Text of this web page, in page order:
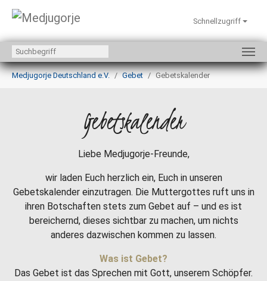
Zum Hauptinhalt springen
Schnellzugriff
Sie sind hier:
Medjugorje Deutschland e.V.
Gebet Gebetskalender
Gebetskalender
Liebe Medjugorje-Freunde,
wir laden Euch herzlich ein, Euch in unseren
Gebetskalender einzutragen. Die Muttergottes ruft uns in
ihren Botschaften stets zum Gebet auf – und es ist
bereichernd, dieses sichtbar zu machen, um nichts
anderes dazwischen kommen zu lassen.
Was ist Gebet?
Das Gebet ist das Sprechen mit Gott, unserem Schöpfer.